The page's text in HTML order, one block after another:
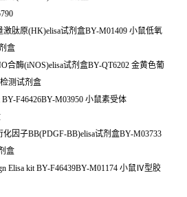
肽原(HK)elisa试剂盒BY-M01409 小鼠低氧
盒
合酶(iNOS)elisa试剂盒BY-QT6202 金黄色葡
测试剂盒
BY-F46426BY-M03950 小鼠素受体
因子BB(PDGF-BB)elisa试剂盒BY-M03733
盒
Elisa kit BY-F46439BY-M01174 小鼠Ⅳ型胶